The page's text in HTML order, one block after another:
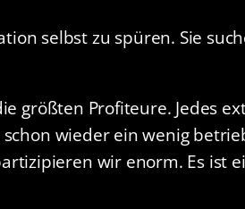
selbst zu spüren. Sie
größten Profiteure. Jedes
wieder ein wenig
wir enorm. Es ist